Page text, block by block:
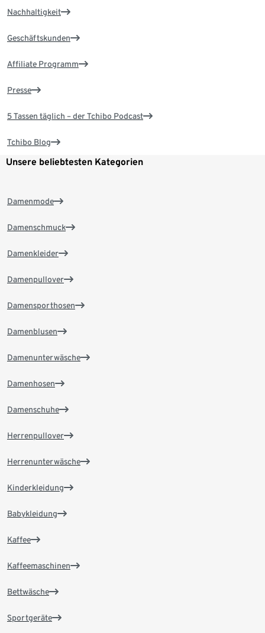
Nachhaltigkeit
Geschäftskunden
Affiliate Programm
Presse
5 Tassen täglich – der Tchibo Podcast
Tchibo Blog
Unsere beliebtesten Kategorien
Damenmode
Damenschmuck
Damenkleider
Damenpullover
Damensporthosen
Damenblusen
Damenunterwäsche
Damenhosen
Damenschuhe
Herrenpullover
Herrenunterwäsche
Kinderkleidung
Babykleidung
Kaffee
Kaffeemaschinen
Bettwäsche
Sportgeräte